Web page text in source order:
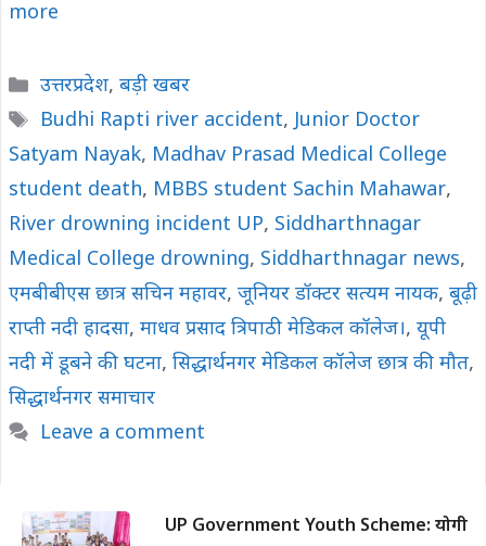
more
Categories
उत्तरप्रदेश, बड़ी खबर
Tags
Budhi Rapti river accident,Junior Doctor
Satyam Nayak, Madhav Prasad Medical College
student death, MBBS student Sachin Mahawar,
River drowning incident UP, Siddharthnagar
Medical College drowning, Siddharthnagar news,
एमबीबीएस छात्र सचिन महावर, जूनियर डॉक्टर सत्यम नायक, बूढ़ी
राप्ती नदी हादसा, माधव प्रसाद त्रिपाठी मेडिकल कॉलेज।, यूपी
नदी में डूबने की घटना, सिद्धार्थनगर मेडिकल कॉलेज छात्र की मौत,
सिद्धार्थनगर समाचार
Leave a comment
UP Government Youth Scheme: योगी